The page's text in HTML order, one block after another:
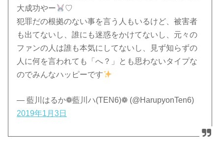
大成功やー
♡
犯罪だの根拠のない事を言う人もいるけど、被害者
も出てないし、誰にも迷惑をかけてないし、元々の
ファンの人は誰も本気にしてないし、見ず知らずの
人に何を言われても「へ？」とも思わないタイプな
のでみんなハッピーです
— 藍川はるか❁藍川ハ(TEN6)❁ (@HarupyonTen6)
2019年1月3日